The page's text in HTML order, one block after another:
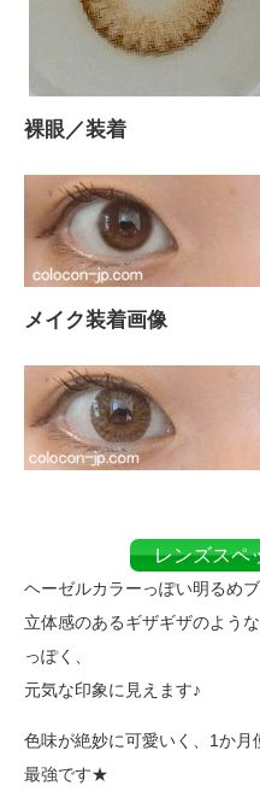
裸眼／装着
メイク装着画像
レンズスペ
ヘーゼルカラーっぽい明るめ
立体感のあるギザギザのよう
っぽく、
元気な印象に見えます♪
色味が絶妙に可愛いく、1か
最強です★